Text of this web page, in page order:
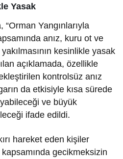
Yasak
Yangınlarıyla
anız, kuru ot ve
kesinlikle yasak
açıklamada, özellikle
kontrolsüz anız
da etkisiyle kısa sürede
ve büyük
ifade edildi.
hareket eden kişiler
gecikmeksizin